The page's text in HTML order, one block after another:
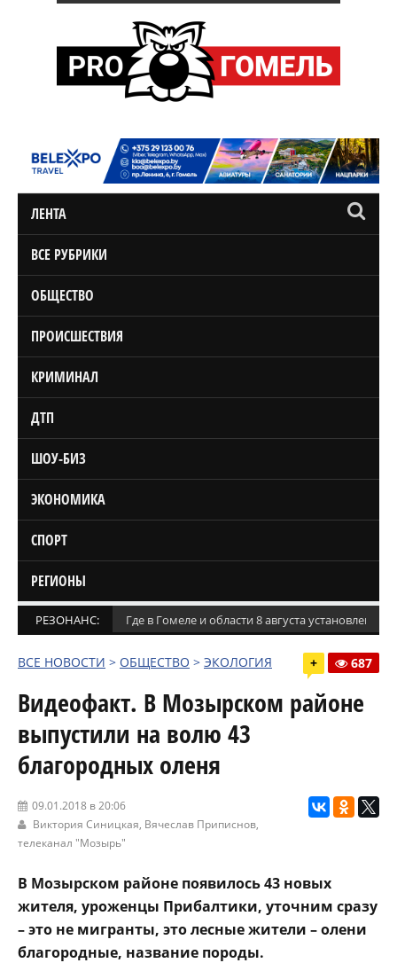
ЛЕНТА
ВСЕ РУБРИКИ
ОБЩЕСТВО
ПРОИСШЕСТВИЯ
КРИМИНАЛ
ДТП
ШОУ-БИЗ
ЭКОНОМИКА
СПОРТ
РЕГИОНЫ
РЕЗОНАНС: Где в Гомеле и области 8 августа установлены
ВСЕ НОВОСТИ > ОБЩЕСТВО > ЭКОЛОГИЯ + 687
Видеофакт. В Мозырском районе
выпустили на волю 43
благородных оленя
09.01.2018 в 20:06
Виктория Синицкая, Вячеслав Приписнов,
телеканал "Мозырь"
В Мозырском районе появилось 43 новых
жителя, уроженцы Прибалтики, уточним сразу
– это не мигранты, это лесные жители – олени
благородные, название породы.